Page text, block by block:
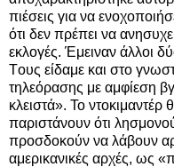
πιέσεις για να
ότι δεν πρέπει να
εκλογές. Έμειναν άλλοι
Tους είδαμε και στο
τηλεόρασης με αμφίεση
κλειστά». Το ντοκιμαντέρ
παριστάνουν ότι
προσδοκούν να λάβουν
αμερικανικές αρχές, ως